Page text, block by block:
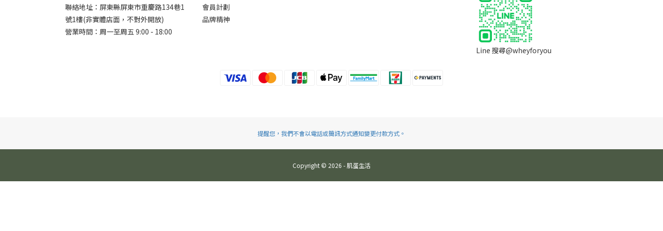
聯絡地址：屏東縣屏東市重慶路134巷1
號1樓(非實體店面，不對外開放)
營業時間：周一至周五 9:00 - 18:00
會員計劃
品牌精神
Line 搜尋@wheyforyou
提醒您，我們不會以電話或簡訊方式通知變更付款方式。
Copyright © 2026 - 肌蛋生活